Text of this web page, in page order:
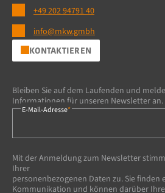
+49 202 94791 40
info@mkw.gmbh
KONTAKTIEREN
Bleiben Sie auf dem Laufenden und
Informationen für unseren Newsletter an.
E-Mail-Adresse*
Mit der Anmeldung zum Newsletter
Ihrer
personenbezogenen Daten zu. Sie
Kommunikation und können darüber